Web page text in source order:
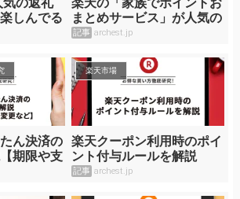
気の返礼
しんでる
楽天の「家族でポイントお
まとめサービス」が人気の
理由！
記事 archest.jp
ん決済の
期限や支
楽天市場
楽天クーポン利用時のポイ
ント付与ルールを解説
記事 archest.jp